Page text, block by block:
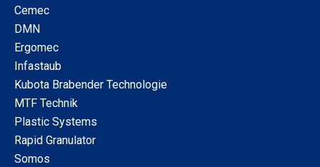
Cemec
DMN
Ergomec
Infastaub
Kubota Brabender Technologie
MTF Technik
Plastic Systems
Rapid Granulator
Somos